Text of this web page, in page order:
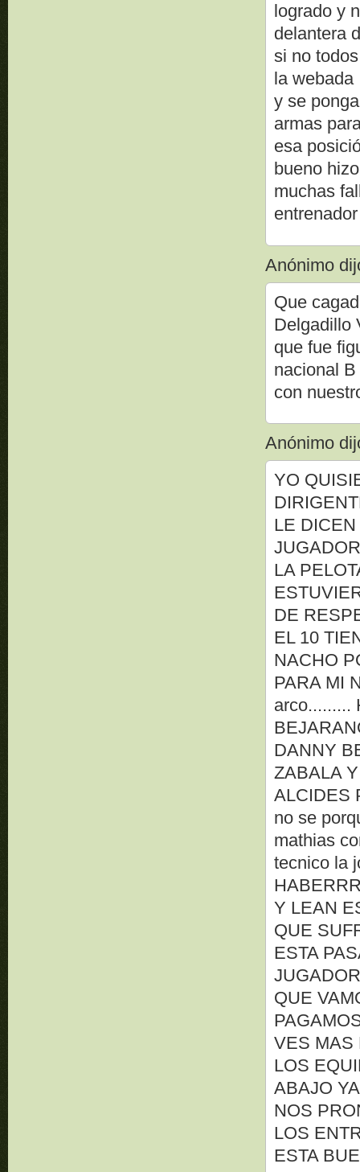
logrado y
delantera
si no
la webada
y se
armas
esa
bueno
muchas
Anónimo
Que
Delgadillo
que fue
nacional
con
Anónimo
YO
LE
LA
DE
EL 10
NACHO
PARA MI
arco.........
DANNY
ZABALA
ALCIDES
no se
mathias
tecnico la
Y LEAN
QUE
ESTA
QUE
VES MAS
LOS
ABAJO
NOS
LOS
ESTA